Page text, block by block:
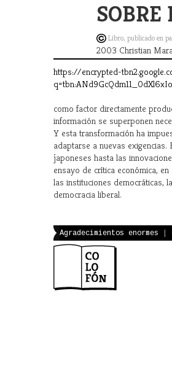
Libro, publicado en
2003 Christian
https://encrypted-
como factor directamente
información se superponen
Y esta transformación ha
adaptarse a nuevas
japoneses hasta las
ensayo de crítica económica,
las instituciones democráticas,
democracia liberal.
Agradecimientos enormes